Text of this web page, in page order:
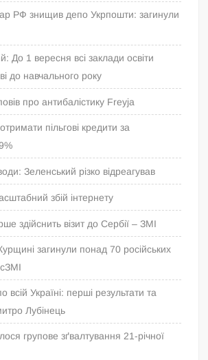
РФ знищив депо Укрпошти: загинули
До 1 вересня всі заклади освіти
до навчального року
про антибалістику Freyja
пільгові кредити за
Зеленський різко відреагував
збій інтернету
здійснить візит до Сербії – ЗМІ
загинули понад 70 російських
всій Україні: перші результати та
Лубінець
групове зґвалтування 21-річної